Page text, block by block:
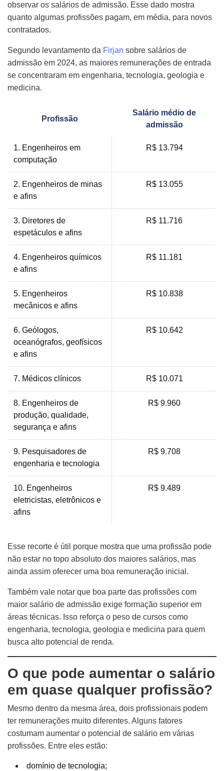
observar os salários de admissão. Esse dado mostra
quanto algumas profissões pagam, em média, para novos
contratados.
Segundo levantamento da Firjan sobre salários de
admissão em 2024, as maiores remunerações de entrada
se concentraram em engenharia, tecnologia, geologia e
medicina.
Profissão
Salário médio de
admissão
1. Engenheiros em
computação
R$ 13.794
2. Engenheiros de minas
e afins
R$ 13.055
3. Diretores de
espetáculos e afins
R$ 11.716
4. Engenheiros químicos
e afins
R$ 11.181
5. Engenheiros
mecânicos e afins
R$ 10.838
6. Geólogos,
oceanógrafos, geofísicos
e afins
R$ 10.642
7. Médicos clínicos R$ 10.071
8. Engenheiros de
produção, qualidade,
segurança e afins
R$ 9.960
9. Pesquisadores de
engenharia e tecnologia
R$ 9.708
10. Engenheiros
eletricistas, eletrônicos e
afins
R$ 9.489
Esse recorte é útil porque mostra que uma profissão pode
não estar no topo absoluto dos maiores salários, mas
ainda assim oferecer uma boa remuneração inicial.
Também vale notar que boa parte das profissões com
maior salário de admissão exige formação superior em
áreas técnicas. Isso reforça o peso de cursos como
engenharia, tecnologia, geologia e medicina para quem
busca alto potencial de renda.
O que pode aumentar o salário
em quase qualquer profissão?
Mesmo dentro da mesma área, dois profissionais podem
ter remunerações muito diferentes. Alguns fatores
costumam aumentar o potencial de salário em várias
profissões. Entre eles estão:
domínio de tecnologia;